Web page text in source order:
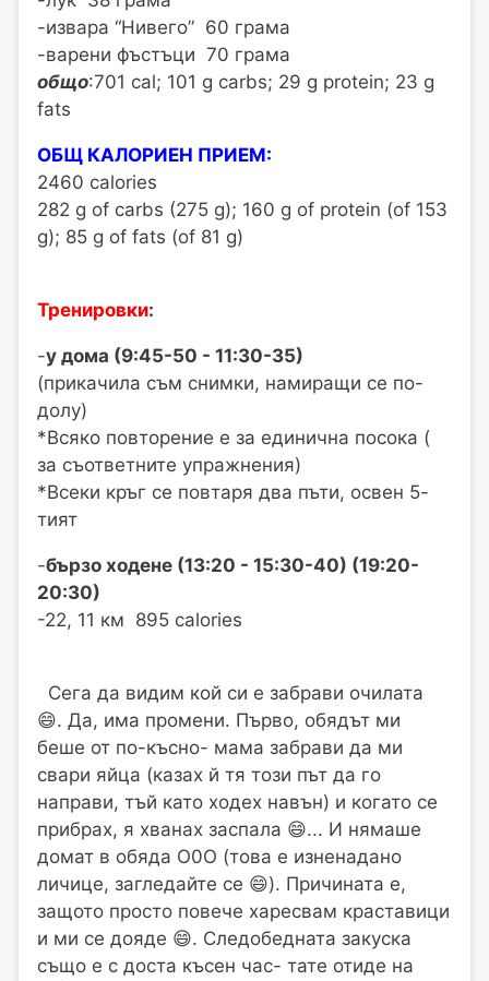
-извара “Нивего” 60 грама
-варени фъстъци 70 грама
общо:701 cal; 101 g carbs; 29 g protein; 23 g
fats
ОБЩ КАЛОРИЕН ПРИЕМ:
2460 calories
282 g of carbs (275 g); 160 g of protein (of 153
g); 85 g of fats (of 81 g)
Тренировки:
-у дома (9:45-50 - 11:30-35)
(прикачила съм снимки, намиращи се по-
долу)
*Всяко повторение е за единична посока (
за съответните упражнения)
*Всеки кръг се повтаря два пъти, освен 5-
тият
-бързо ходене (13:20 - 15:30-40) (19:20-
20:30)
-22, 11 км 895 calories
Сега да видим кой си е забрави очилата
😄. Да, има промени. Първо, обядът ми
беше от по-късно- мама забрави да ми
свари яйца (казах й тя този път да го
направи, тъй като ходех навън) и когато се
прибрах, я хванах заспала 😄... И нямаше
домат в обяда О0О (това е изненадано
личице, загледайте се 😄). Причината е,
защото просто повече харесвам краставици
и ми се дояде 😄. Следобедната закуска
също е с доста късен час- тате отиде на